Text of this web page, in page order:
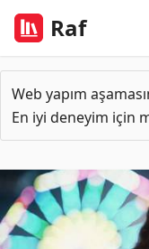
Raf
Web yapım
En iyi deneyim için